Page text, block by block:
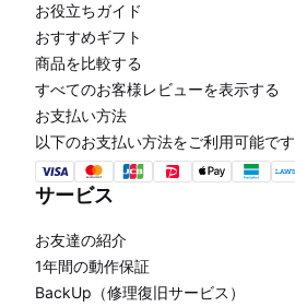
お役立ちガイド
おすすめギフト
商品を比較する
すべてのお客様レビューを表示する
お支払い方法
以下のお支払い方法をご利用可能です
サービス
お友達の紹介
1年間の動作保証
BackUp（修理復旧サービス）